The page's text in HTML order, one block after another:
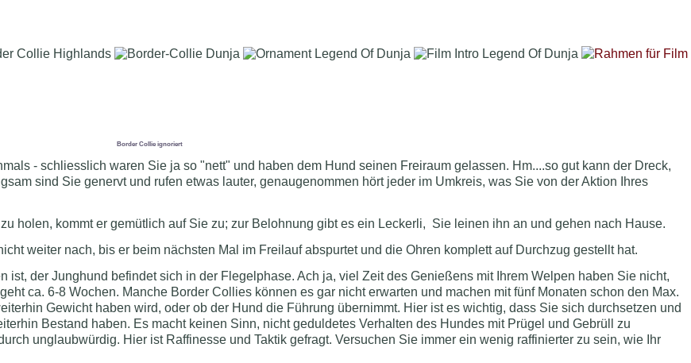
Border Collie ignoriert
- schliesslich waren Sie ja so "nett" und haben dem Hund seinen Freiraum gelassen. Hm....so gut kann der Dreck,
sind Sie genervt und rufen etwas lauter, genaugenommen hört jeder im Umkreis, was Sie von der Aktion Ihres
holen, kommt er gemütlich auf Sie zu; zur Belohnung gibt es ein Leckerli, Sie leinen ihn an und gehen nach Hause.
weiter nach, bis er beim nächsten Mal im Freilauf abspurtet und die Ohren komplett auf Durchzug gestellt hat.
ist, der Junghund befindet sich in der Flegelphase. Ach ja, viel Zeit des Genießens mit Ihrem Welpen haben Sie nicht,
ca. 6-8 Wochen. Manche Border Collies können es gar nicht erwarten und machen mit fünf Monaten schon den Max.
Gewicht haben wird, oder ob der Hund die Führung übernimmt. Hier ist es wichtig, dass Sie sich durchsetzen und
Bestand haben. Es macht keinen Sinn, nicht geduldetes Verhalten des Hundes mit Prügel und Gebrüll zu
unglaubwürdig. Hier ist Raffinesse und Taktik gefragt. Versuchen Sie immer ein wenig raffinierter zu sein, wie Ihr